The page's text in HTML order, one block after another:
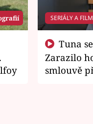
SERIÁLY A
Zarazilo
smlouvě